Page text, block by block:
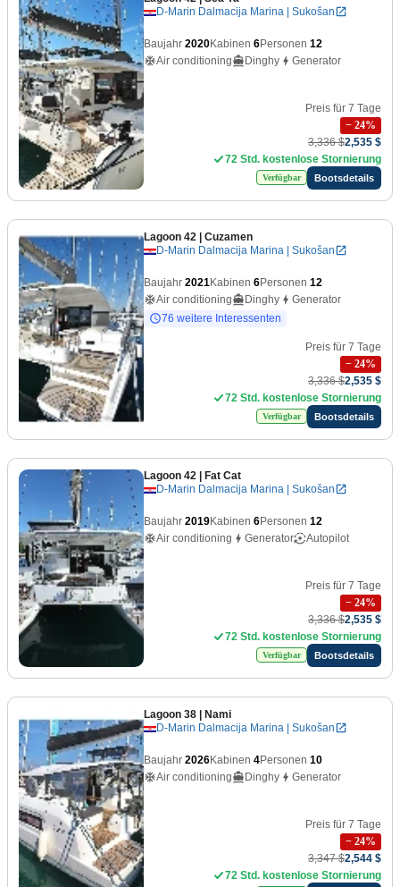
D-Marin Dalmacija Marina | Sukošan
Baujahr 2020Kabinen 6Personen 12
Air conditioning
Dinghy Generator
Preis für 7 Tage
− 24%
3,336 $2,535 $
72 Std. kostenlose Stornierung
Verfügbar Bootsdetails
Lagoon 42 | Cuzamen
D-Marin Dalmacija Marina | Sukošan
Baujahr 2021Kabinen 6Personen 12
Air conditioning
Dinghy
Generator
76 weitere Interessenten
Preis für 7 Tage
− 24%
3,336 $2,535 $
72 Std. kostenlose Stornierung
Verfügbar Bootsdetails
Lagoon 42 | Fat Cat
D-Marin Dalmacija Marina | Sukošan
Baujahr 2019Kabinen 6Personen 12
Air conditioning
Generator Autopilot
Preis für 7 Tage
− 24%
3,336 $2,535 $
72 Std. kostenlose Stornierung
Verfügbar Bootsdetails
Lagoon 38 | Nami
D-Marin Dalmacija Marina | Sukošan
Baujahr 2026Kabinen 4Personen 10
Air conditioning
Dinghy Generator
Preis für 7 Tage
− 24%
3,347 $2,544 $
72 Std. kostenlose Stornierung